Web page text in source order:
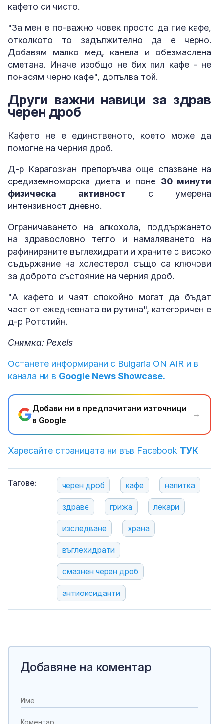
кафето си чисто.
"За мен е по-важно човек просто да пие кафе,
отколкото то задължително да е черно.
Добавям малко мед, канела и обезмаслена
сметана. Иначе изобщо не бих пил кафе - не
понасям черно кафе", допълва той.
Други важни навици за здрав
черен дроб
Кафето не е единственото, което може да
помогне на черния дроб.
Д-р Карагозиан препоръчва още спазване на
средиземноморска диета и поне 30 минути
физическа активност с умерена
интензивност дневно.
Ограничаването на алкохола, поддържането
на здравословно тегло и намаляването на
рафинираните въглехидрати и храните с високо
съдържание на холестерол също са ключови
за доброто състояние на черния дроб.
"А кафето и чаят спокойно могат да бъдат
част от ежедневната ви рутина", категоричен е
д-р Ротстийн.
Снимка: Pexels
Останете информирани с Bulgaria ON AIR и в
канала ни в Google News Showcase.
Добави ни в предпочитани източници
в Google
→
Харесайте страницата ни във Facebook ТУК
Тагове: черен дроб кафе напитка
здраве грижа лекари
изследване храна
въглехидрати
омазнен черен дроб
антиоксиданти
Добавяне на коментар